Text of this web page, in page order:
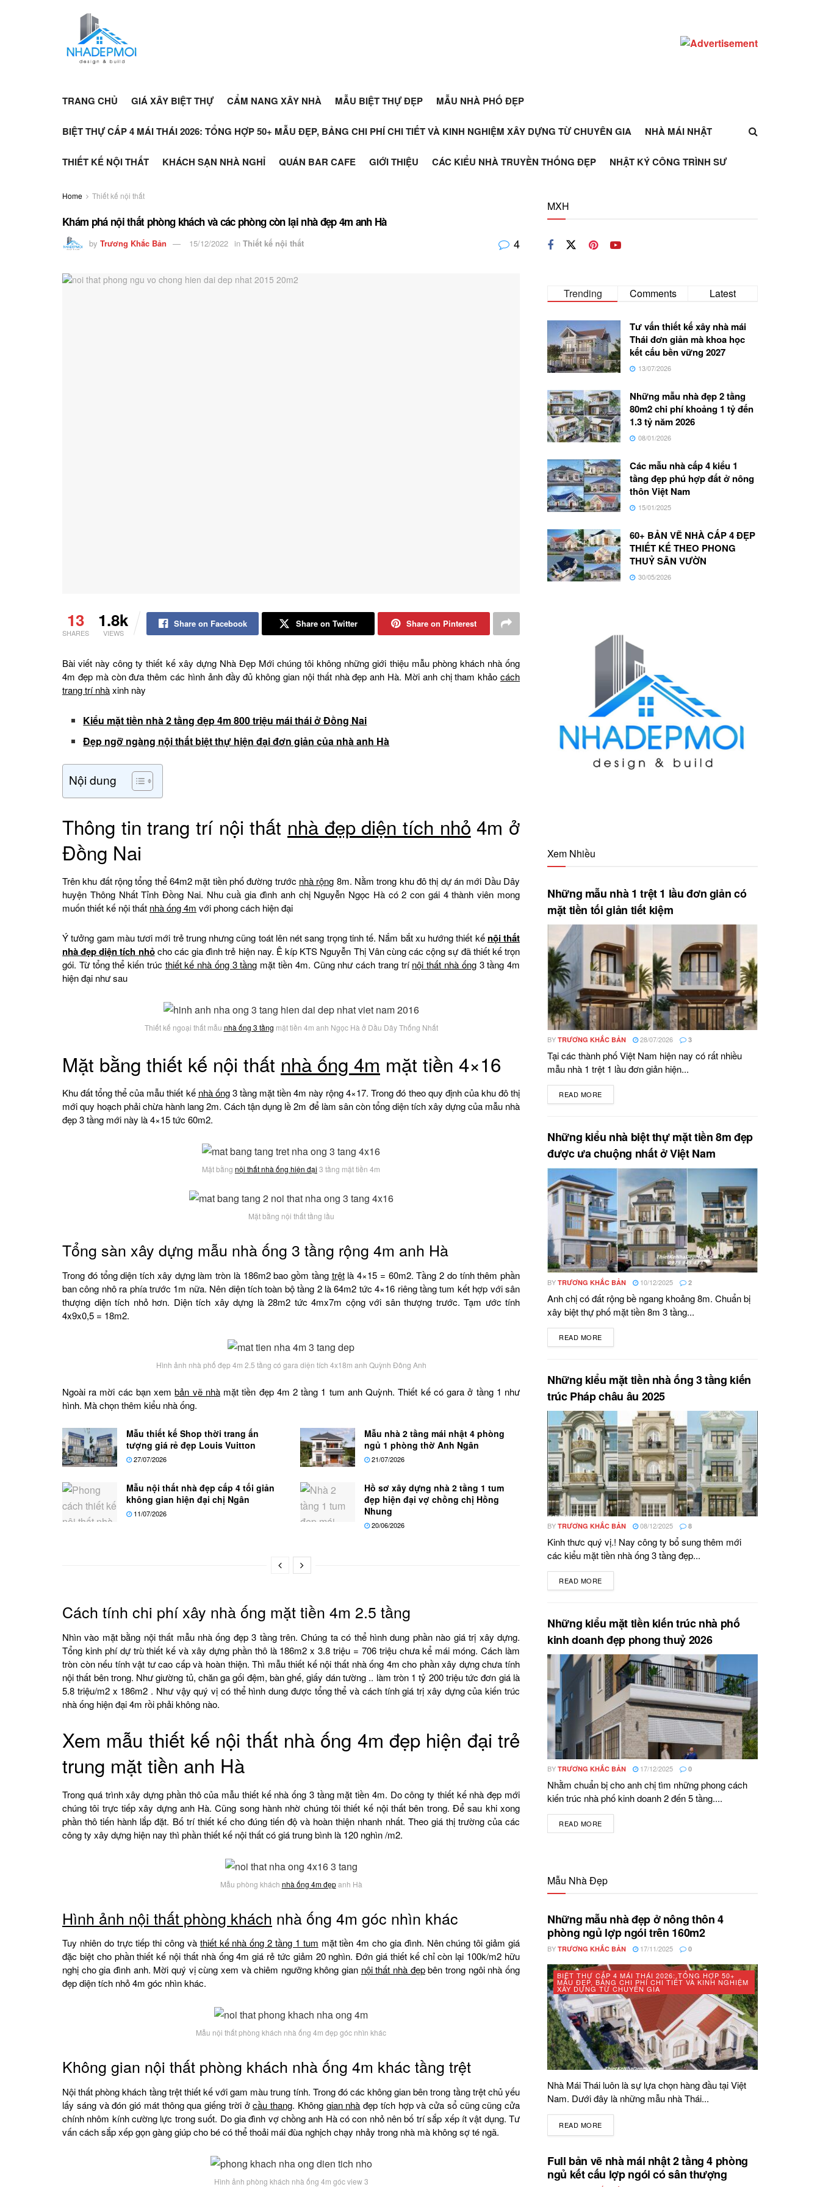
TRANG CHỦ GIÁ XÂY BIỆT THỰ CẨM NANG XÂY NHÀ MẪU BIỆT THỰ ĐẸP MẪU NHÀ PHỐ ĐẸP
BIỆT THỰ CẤP 4 MÁI THÁI 2026: TỔNG HỢP 50+ MẪU ĐẸP, BẢNG CHI PHÍ CHI TIẾT VÀ KINH NGHIỆM XÂY DỰNG TỪ CHUYÊN GIA NHÀ MÁI NHẬT
THIẾT KẾ NỘI THẤT KHÁCH SẠN NHÀ NGHỈ QUÁN BAR CAFE GIỚI THIỆU CÁC KIỂU NHÀ TRUYỀN THỐNG ĐẸP NHẬT KÝ CÔNG TRÌNH SƯ
Home Thiết kế nội thất
Khám phá nội thất phòng khách và các phòng còn lại nhà đẹp 4m anh Hà
by Trương Khắc Bản 15/12/2022 in Thiết kế nội thất 4
13
SHARES
1.8k
VIEWS
Share on Facebook Share on Twitter Share on Pinterest
Bài viết này công ty thiết kế xây dựng Nhà Đẹp Mới chúng tôi không những giới thiệu mẫu phòng khách nhà ống
4m đẹp mà còn đưa thêm các hình ảnh đầy đủ không gian nội thất nhà đẹp anh Hà. Mời anh chị tham khảo cách
trang trí nhàxinh này
Kiểu mặt tiền nhà 2 tầng đẹp 4m 800 triệu mái thái ở Đồng Nai
Đẹp ngỡ ngàng nội thất biệt thự hiện đại đơn giản của nhà anh Hà
Nội dung
Thông tin trang trí nội thất nhà đẹp diện tích nhỏ 4m ở
Đồng Nai
Trên khu đất rộng tổng thể 64m2 mặt tiền phố đường trước nhà rộng 8m. Nằm trong khu đô thị dự án mới Dầu Dây
huyện Thông Nhất Tỉnh Đồng Nai. Nhu cuầ gia đình anh chị Nguyễn Ngọc Hà có 2 con gái 4 thành viên mong
muốn thiết kế nội thất nhà ống 4m với phong cách hiện đại
Ý tưởng gam màu tươi mới trẻ trung nhưng cũng toát lên nét sang trọng tinh tế. Nắm bắt xu hướng thiết kế nội thất
nhà đẹp diện tích nhỏcho các gia đình trẻ hiện nay. Ê kíp KTS Nguyễn Thị Vân cùng các cộng sự đã thiết kế trọn
gói. Từ tổng thể kiến trúc thiết kế nhà ống 3 tầng mặt tiền 4m. Cũng như cách trang trínội thất nhà ống3 tầng 4m
hiện đại như sau
Thiết kế ngoại thất mẫu nhà ống 3 tầng mặt tiền 4m anh Ngọc Hà ở Dầu Dây Thống Nhất
Mặt bằng thiết kế nội thất nhà ống 4m mặt tiền 4×16
Khu đất tổng thể của mẫu thiết kế nhà ống3 tầng mặt tiền 4m này rộng 4×17. Trong đó theo quy định của khu đô thị
mới quy hoạch phải chừa hành lang 2m. Cách tận dụng lề 2m để làm sân còn tổng diện tích xây dựng của mẫu nhà
đẹp 3 tầng mới này là 4×15 tức 60m2.
Mặt bằng nội thất nhà ống hiện đại 3 tầng mặt tiền 4m
Mặt bằng nội thất tầng lầu
Tổng sàn xây dựng mẫu nhà ống 3 tầng rộng 4m anh Hà
Trong đó tổng diện tích xây dựng làm tròn là 186m2 bao gồm tầng trệtlà 4×15 = 60m2. Tầng 2 do tính thêm phần
ban công nhô ra phía trước 1m nữa. Nên diện tích toàn bộ tầng 2 là 64m2 tức 4×16 riêng tầng tum kết hợp với sân
thượng diện tích nhỏ hơn. Diện tích xây dựng là 28m2 tức 4mx7m cộng với sân thượng trước. Tạm ước tính
4x9x0,5 = 18m2.
Hình ảnh nhà phố đẹp 4m 2.5 tầng có gara diện tích 4x18m anh Quỳnh Đông Anh
Ngoài ra mời các bạn xembản vẽ nhàmặt tiền đẹp 4m 2 tầng 1 tum anh Quỳnh. Thiết kế có gara ở tầng 1 như
hình. Mà chọn thêm kiểu nhà ống.
Mẫu thiết kế Shop thời trang ấn
tượng giá rẻ đẹp Louis Vuitton
27/07/2026
Mẫu nhà 2 tầng mái nhật 4 phòng
ngủ 1 phòng thờ Anh Ngân
21/07/2026
Mẫu nội thất nhà đẹp cấp 4 tối giản
không gian hiện đại chị Ngân
11/07/2026
Hồ sơ xây dựng nhà 2 tầng 1 tum
đẹp hiện đại vợ chồng chị Hồng
Nhung
20/06/2026
Cách tính chi phí xây nhà ống mặt tiền 4m 2.5 tầng
Nhìn vào mặt bằng nội thất mẫu nhà ống đẹp 3 tầng trên. Chúng ta có thể hình dung phần nào giá trị xây dựng.
Tổng kinh phí dự trù thiết kế và xây dựng phần thô là 186m2 x 3.8 triệu = 706 triệu chưa kể mái móng. Cách làm
tròn còn nếu tính vật tư cao cấp và hoàn thiện. Thì mẫu thiết kế nội thất nhà ống 4m cho phần xây dựng chưa tính
nội thất bên trong. Như giường tủ, chăn ga gối đệm, bàn ghế, giấy dán tường .. làm tròn 1 tỷ 200 triệu tức đơn giá là
5.8 triệu/m2 x 186m2 . Như vậy quý vị có thể hình dung được tổng thể và cách tính giá trị xây dựng của kiến trúc
nhà ống hiện đại 4m rồi phải không nào.
Xem mẫu thiết kế nội thất nhà ống 4m đẹp hiện đại trẻ
trung mặt tiền anh Hà
Trong quá trình xây dựng phần thô của mẫu thiết kế nhà ống 3 tầng mặt tiền 4m. Do công ty thiết kế nhà đẹp mới
chúng tôi trực tiếp xây dựng anh Hà. Cũng song hành nhờ chúng tôi thiết kế nội thất bên trong. Để sau khi xong
phần thô tiến hành lắp đặt. Bố trí thiết kế cho đúng tiến độ và hoàn thiện nhanh nhất. Theo giá thị trường của các
công ty xây dựng hiện nay thì phần thiết kế nội thất có giá trung bình là 120 nghìn /m2.
Mẫu phòng khách nhà ống 4m đẹpanh Hà
Hình ảnh nội thất phòng khách nhà ống 4m góc nhìn khác
Tuy nhiên do trực tiếp thi công và thiết kế nhà ống 2 tầng 1 tum mặt tiền 4m cho gia đình. Nên chúng tôi giảm giá
đặc biệt cho phần thiết kế nội thất nhà ống 4m giá rẻ tức giảm 20 nghìn. Đớn giá thiết kế chỉ còn lại 100k/m2 hữu
nghị cho gia đình anh. Mời quý vị cùng xem và chiêm ngưỡng không gian nội thất nhà đẹpbên trong ngôi nhà ống
đẹp diện tích nhỏ 4m góc nhìn khác.
Mẫu nội thất phòng khách nhà ống 4m đẹp góc nhìn khác
Không gian nội thất phòng khách nhà ống 4m khác tầng trệt
Nội thất phòng khách tầng trệt thiết kế với gam màu trung tính. Trong đó các không gian bên trong tầng trệt chủ yếu
lấy sáng và đón gió mát thông qua giếng trời ởcầu thang. Không gian nhà đẹp tích hợp và cửa sổ cũng cũng cửa
chính nhôm kính cường lực trong suốt. Do gia đình vợ chồng anh Hà có con nhỏ nên bố trí sắp xếp ít vật dụng. Tư
vấn cách sắp xếp gọn gàng giúp cho bé có thể thoải mái đùa nghịch chạy nhảy trong nhà mà không sợ té ngã.
Hình ảnh phòng khách nhà ống 4m góc view 3
MXH
Trending Comments Latest
Tư vấn thiết kế xây nhà mái
Thái đơn giản mà khoa học
kết cấu bền vững 2027
13/07/2026
Những mẫu nhà đẹp 2 tầng
80m2 chi phí khoảng 1 tỷ đến
1.3 tỷ năm 2026
08/01/2026
Các mẫu nhà cấp 4 kiểu 1
tầng đẹp phú hợp đất ở nông
thôn Việt Nam
15/01/2025
60+ BẢN VẼ NHÀ CẤP 4 ĐẸP
THIẾT KẾ THEO PHONG
THUỶ SÂN VƯỜN
30/05/2026
Xem Nhiều
Những mẫu nhà 1 trệt 1 lầu đơn giản có
mặt tiền tối giản tiết kiệm
BY TRƯƠNG KHẮC BẢN 28/07/2026 3
Tại các thành phố Việt Nam hiện nay có rất nhiều
mẫu nhà 1 trệt 1 lầu đơn giản hiện...
READ MORE
Những kiểu nhà biệt thự mặt tiền 8m đẹp
được ưa chuộng nhất ở Việt Nam
BY TRƯƠNG KHẮC BẢN 10/12/2025 2
Anh chị có đất rộng bề ngang khoảng 8m. Chuẩn bị
xây biệt thự phố mặt tiền 8m 3 tầng...
READ MORE
Những kiểu mặt tiền nhà ống 3 tầng kiến
trúc Pháp châu âu 2025
BY TRƯƠNG KHẮC BẢN 08/12/2025 8
Kinh thưc quý vị.! Nay công ty bổ sung thêm mới
các kiểu mặt tiền nhà ống 3 tầng đẹp...
READ MORE
Những kiểu mặt tiền kiến trúc nhà phố
kinh doanh đẹp phong thuỷ 2026
BY TRƯƠNG KHẮC BẢN 17/12/2025 0
Nhằm chuẩn bị cho anh chị tìm những phong cách
kiến trúc nhà phố kinh doanh 2 đến 5 tầng....
READ MORE
Mẫu Nhà Đẹp
Những mẫu nhà đẹp ở nông thôn 4
phòng ngủ lợp ngói trên 160m2
BY TRƯƠNG KHẮC BẢN 17/11/2025 0
BIỆT THỰ CẤP 4 MÁI THÁI 2026: TỔNG HỢP 50+
MẪU ĐẸP, BẢNG CHI PHÍ CHI TIẾT VÀ KINH NGHIỆM
XÂY DỰNG TỪ CHUYÊN GIA
Nhà Mái Thái luôn là sự lựa chọn hàng đầu tại Việt
Nam. Dưới đây là những mẫu nhà Thái...
READ MORE
Full bản vẽ nhà mái nhật 2 tầng 4 phòng
ngủ kết cấu lợp ngói có sân thượng